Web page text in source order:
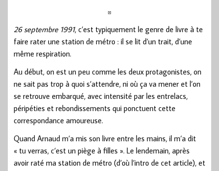
26 septembre 1991, c’est typiquement le genre de livre à te
faire rater une station de métro : il se lit d’un trait, d’une
même respiration.
Au début, on est un peu comme les deux protagonistes, on
ne sait pas trop à quoi s’attendre, ni où ça va mener et l’on
se retrouve embarqué, avec intensité par les entrelacs,
péripéties et rebondissements qui ponctuent cette
correspondance amoureuse.
Quand Arnaud m’a mis son livre entre les mains, il m’a dit
« tu verras, c’est un piège à filles ». Le lendemain, après
avoir raté ma station de métro (d’où l’intro de cet article), et